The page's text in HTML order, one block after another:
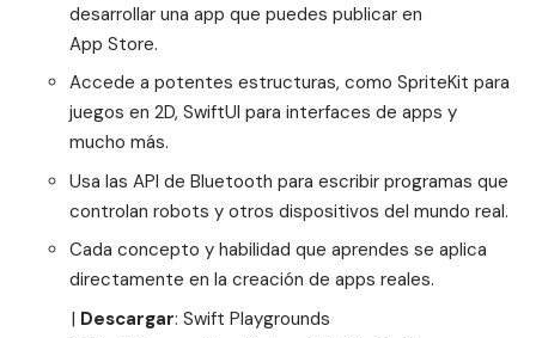
desarrollar una app que puedes publicar en
App Store.
Accede a potentes estructuras, como SpriteKit para
juegos en 2D, SwiftUI para interfaces de apps y
mucho más.
Usa las API de Bluetooth para escribir programas que
controlan robots y otros dispositivos del mundo real.
Cada concepto y habilidad que aprendes se aplica
directamente en la creación de apps reales.
| Descargar: Swift Playgrounds